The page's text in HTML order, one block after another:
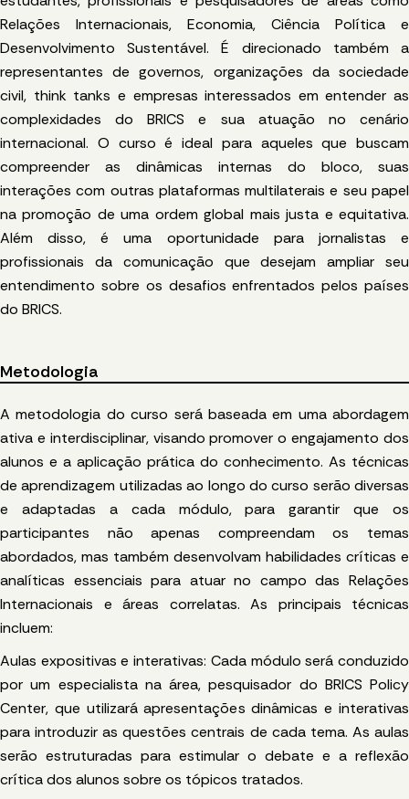
Relações Internacionais, Economia, Ciência Política e
Desenvolvimento Sustentável. É direcionado também a
representantes de governos, organizações da sociedade
civil, think tanks e empresas interessados em entender as
complexidades do BRICS e sua atuação no cenário
internacional. O curso é ideal para aqueles que buscam
compreender as dinâmicas internas do bloco, suas
interações com outras plataformas multilaterais e seu papel
na promoção de uma ordem global mais justa e equitativa.
Além disso, é uma oportunidade para jornalistas e
profissionais da comunicação que desejam ampliar seu
entendimento sobre os desafios enfrentados pelos países
do BRICS.
Metodologia
A metodologia do curso será baseada em uma abordagem
ativa e interdisciplinar, visando promover o engajamento dos
alunos e a aplicação prática do conhecimento. As técnicas
de aprendizagem utilizadas ao longo do curso serão diversas
e adaptadas a cada módulo, para garantir que os
participantes não apenas compreendam os temas
abordados, mas também desenvolvam habilidades críticas e
analíticas essenciais para atuar no campo das Relações
Internacionais e áreas correlatas. As principais técnicas
incluem:
Aulas expositivas e interativas: Cada módulo será conduzido
por um especialista na área, pesquisador do BRICS Policy
Center, que utilizará apresentações dinâmicas e interativas
para introduzir as questões centrais de cada tema. As aulas
serão estruturadas para estimular o debate e a reflexão
crítica dos alunos sobre os tópicos tratados.